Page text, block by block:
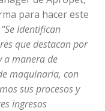
para hacer este
“Se Identifican
que destacan por
a manera de
maquinaria, con
sus procesos y
ingresos